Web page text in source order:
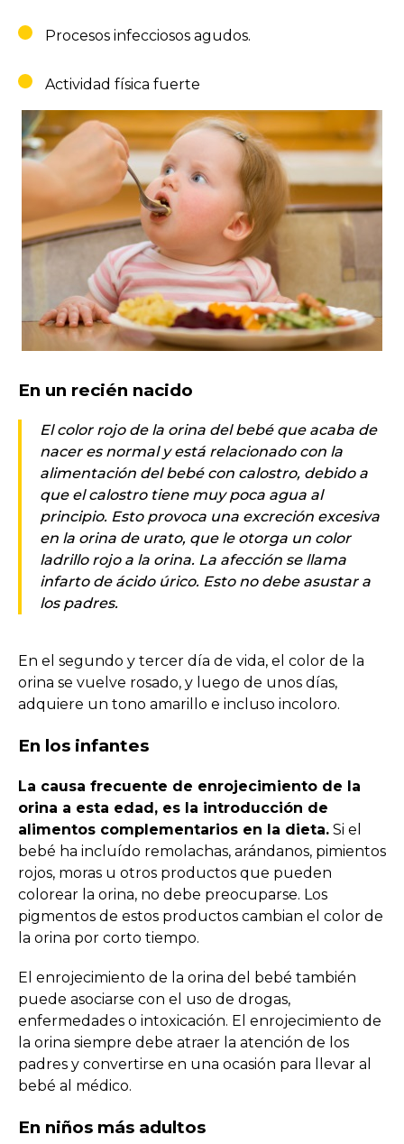
Procesos infecciosos agudos.
Actividad física fuerte
En un recién nacido
El color rojo de la orina del bebé que acaba de
nacer es normal y está relacionado con la
alimentación del bebé con calostro, debido a
que el calostro tiene muy poca agua al
principio. Esto provoca una excreción excesiva
en la orina de urato, que le otorga un color
ladrillo rojo a la orina. La afección se llama
infarto de ácido úrico. Esto no debe asustar a
los padres.
En el segundo y tercer día de vida, el color de la
orina se vuelve rosado, y luego de unos días,
adquiere un tono amarillo e incluso incoloro.
En los infantes
La causa frecuente de enrojecimiento de la
orina a esta edad, es la introducción de
alimentos complementarios en la dieta. Si el
bebé ha incluído remolachas, arándanos, pimientos
rojos, moras u otros productos que pueden
colorear la orina, no debe preocuparse. Los
pigmentos de estos productos cambian el color de
la orina por corto tiempo.
El enrojecimiento de la orina del bebé también
puede asociarse con el uso de drogas,
enfermedades o intoxicación. El enrojecimiento de
la orina siempre debe atraer la atención de los
padres y convertirse en una ocasión para llevar al
bebé al médico.
En niños más adultos